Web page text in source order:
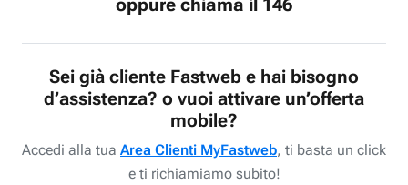
oppure chiama il 146
Sei già cliente Fastweb e hai bisogno
d’assistenza? o vuoi attivare un’offerta
mobile?
Accedi alla tua Area Clienti MyFastweb, ti basta un click
e ti richiamiamo subito!